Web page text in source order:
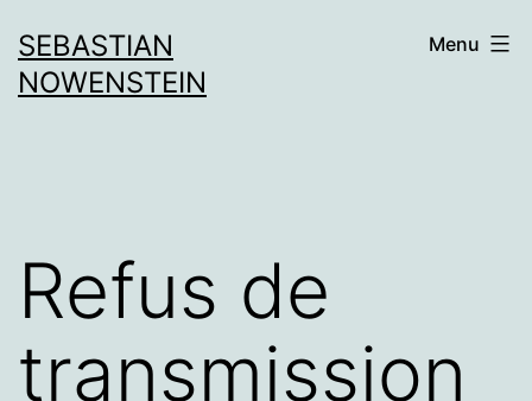
au
contenu
SEBASTIAN
NOWENSTEIN
Menu
Refus de
transmission